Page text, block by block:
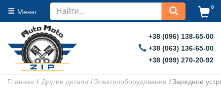
Меню
0
+38 (096) 138-65-00
+38 (063) 136-65-00
+38 (099) 270-20-92
Главная Другие детали Электрооборудование Зарядное